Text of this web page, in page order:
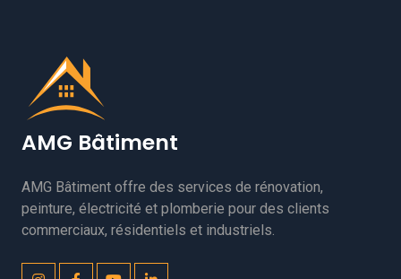
AMG Bâtiment
AMG Bâtiment offre des services de rénovation,
peinture, électricité et plomberie pour des clients
commerciaux, résidentiels et industriels.